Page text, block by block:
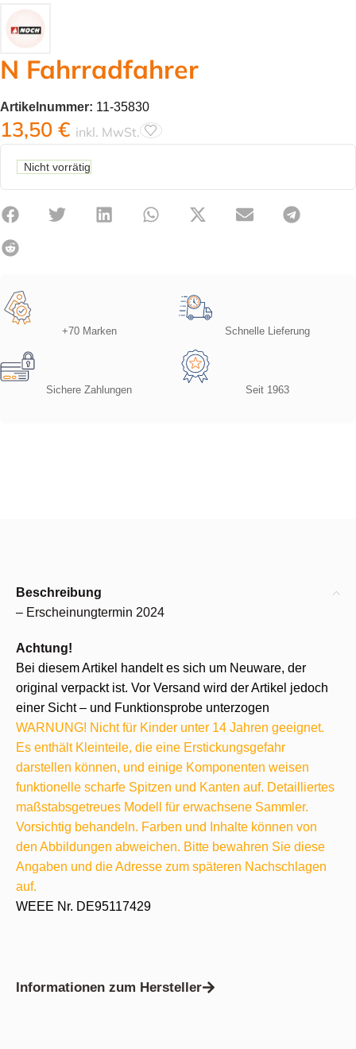
N Fahrradfahrer
Artikelnummer: 11-35830
13,50 € inkl. MwSt.
Nicht vorrätig
+70 Marken Schnelle Lieferung
Sichere Zahlungen Seit 1963
Beschreibung
– Erscheinungtermin 2024
Achtung!
Bei diesem Artikel handelt es sich um Neuware, der
original verpackt ist. Vor Versand wird der Artikel jedoch
einer Sicht – und Funktionsprobe unterzogen
WARNUNG! Nicht für Kinder unter 14 Jahren geeignet.
Es enthält Kleinteile, die eine Erstickungsgefahr
darstellen können, und einige Komponenten weisen
funktionelle scharfe Spitzen und Kanten auf. Detailliertes
maßstabsgetreues Modell für erwachsene Sammler.
Vorsichtig behandeln. Farben und Inhalte können von
den Abbildungen abweichen. Bitte bewahren Sie diese
Angaben und die Adresse zum späteren Nachschlagen
auf.
WEEE Nr. DE95117429
Informationen zum Hersteller